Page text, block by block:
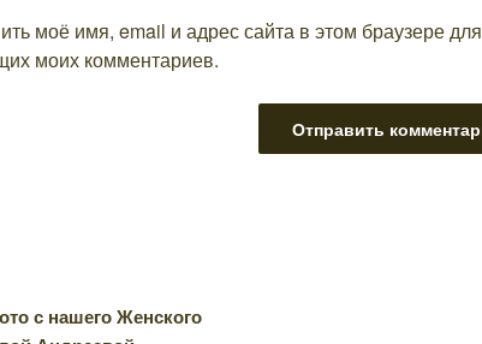
моё имя, email и адрес сайта в этом браузере для
моих комментариев.
с нашего Женского